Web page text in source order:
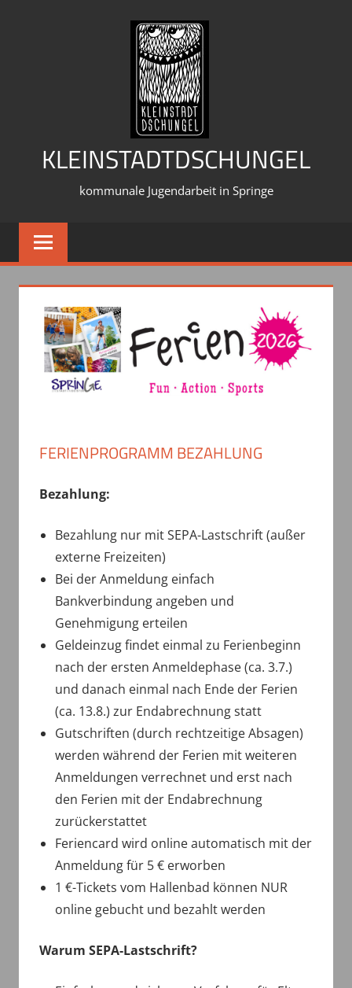
KLEINSTADTDSCHUNGEL
kommunale Jugendarbeit in Springe
FERIENPROGRAMM BEZAHLUNG
Bezahlung:
Bezahlung nur mit SEPA-Lastschrift (außer
externe Freizeiten)
Bei der Anmeldung einfach
Bankverbindung angeben und
Genehmigung erteilen
Geldeinzug findet einmal zu Ferienbeginn
nach der ersten Anmeldephase (ca. 3.7.)
und danach einmal nach Ende der Ferien
(ca. 13.8.) zur Endabrechnung statt
Gutschriften (durch rechtzeitige Absagen)
werden während der Ferien mit weiteren
Anmeldungen verrechnet und erst nach
den Ferien mit der Endabrechnung
zurückerstattet
Feriencard wird online automatisch mit der
Anmeldung für 5 € erworben
1 €-Tickets vom Hallenbad können NUR
online gebucht und bezahlt werden
Warum SEPA-Lastschrift?